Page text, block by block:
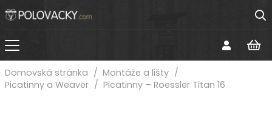
Domovská stránka / Montáže a lišty /
Picatinny a Weaver / Picatinny – Roessler Titan 16